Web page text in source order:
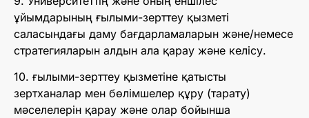
ұйымдарының ғылыми-зерттеу қызметі
саласындағы даму бағдарламаларын және/немесе
стратегияларын алдын ала қарау және келісу.
10. ғылыми-зерттеу қызметіне қатысты
зертханалар мен бөлімшелер құру (тарату)
мәселелерін қарау және олар бойынша